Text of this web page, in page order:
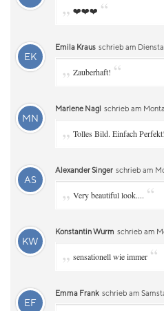
„ ❤️❤️❤️ “
EK
Emila Kraus schrieb am
„ Zauberhaft! “
MN
Marlene Nagl schrieb am
„ Tolles Bild. Einfach
AS
Alexander Singer schrieb am
„ Very beautiful look.... “
KW
Konstantin Wurm schrieb am
„ sensationell wie immer “
EF
Emma Frank schrieb am